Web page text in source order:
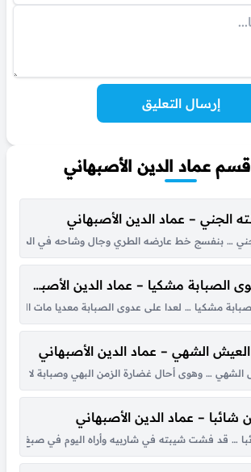
إرسال التعليق
عماد الدين الأصبهاني
الجني – عماد الدين الأصبهاني
… بنفسج خط عارضه الطري وجال وشاحه في الخصر
لو كان من شكوى الصبابة مشكيا – عماد الدين الأصبهاني
مشكيا … لعدا على عدوى الصبابة معديا مات
الشهي – عماد الدين الأصبهاني
الشهي … وهوى أحال غضارة الزمن البهي وصبابة لا
شائبا – عماد الدين الأصبهاني
… قد فشت شيبته في شاربيه وأراه اليوم في صبغ